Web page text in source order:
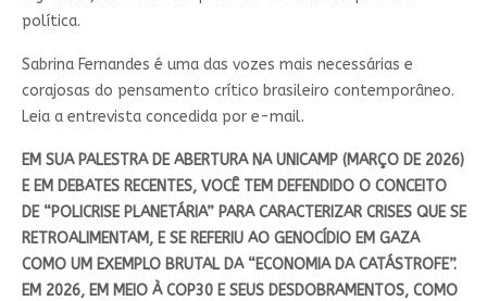
política.
Sabrina Fernandes é uma das vozes mais necessárias e
corajosas do pensamento crítico brasileiro contemporâneo.
Leia a entrevista concedida por e-mail.
EM SUA PALESTRA DE ABERTURA NA UNICAMP (MARÇO DE 2026)
E EM DEBATES RECENTES, VOCÊ TEM DEFENDIDO O CONCEITO
DE “POLICRISE PLANETÁRIA” PARA CARACTERIZAR CRISES QUE SE
RETROALIMENTAM, E SE REFERIU AO GENOCÍDIO EM GAZA
COMO UM EXEMPLO BRUTAL DA “ECONOMIA DA CATÁSTROFE”.
EM 2026, EM MEIO À COP30 E SEUS DESDOBRAMENTOS, COMO